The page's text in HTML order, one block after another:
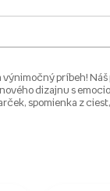
výnimočný príbeh!
dizajnu s
spomienka z